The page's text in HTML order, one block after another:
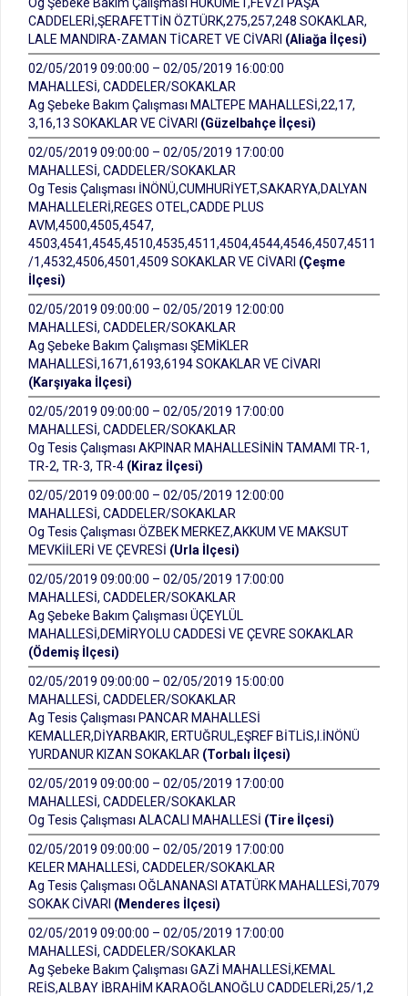
CADDELERİ,ŞERAFETTİN ÖZTÜRK,275,257,248 SOKAKLAR,
LALE MANDIRA-ZAMAN TİCARET VE CİVARI (Aliağa İlçesi)
02/05/2019 09:00:00 – 02/05/2019 16:00:00
MAHALLESİ, CADDELER/SOKAKLAR
Ag Şebeke Bakım Çalışması MALTEPE MAHALLESİ,22,17,
3,16,13 SOKAKLAR VE CİVARI (Güzelbahçe İlçesi)
02/05/2019 09:00:00 – 02/05/2019 17:00:00
MAHALLESİ, CADDELER/SOKAKLAR
Og Tesis Çalışması İNÖNÜ,CUMHURİYET,SAKARYA,DALYAN
MAHALLELERİ,REGES OTEL,CADDE PLUS
AVM,4500,4505,4547,
4503,4541,4545,4510,4535,4511,4504,4544,4546,4507,4511
/1,4532,4506,4501,4509 SOKAKLAR VE CİVARI (Çeşme
İlçesi)
02/05/2019 09:00:00 – 02/05/2019 12:00:00
MAHALLESİ, CADDELER/SOKAKLAR
Ag Şebeke Bakım Çalışması ŞEMİKLER
MAHALLESİ,1671,6193,6194 SOKAKLAR VE CİVARI
(Karşıyaka İlçesi)
02/05/2019 09:00:00 – 02/05/2019 17:00:00
MAHALLESİ, CADDELER/SOKAKLAR
Og Tesis Çalışması AKPINAR MAHALLESİNİN TAMAMI TR-1,
TR-2, TR-3, TR-4 (Kiraz İlçesi)
02/05/2019 09:00:00 – 02/05/2019 12:00:00
MAHALLESİ, CADDELER/SOKAKLAR
Og Tesis Çalışması ÖZBEK MERKEZ,AKKUM VE MAKSUT
MEVKİİLERİ VE ÇEVRESİ (Urla İlçesi)
02/05/2019 09:00:00 – 02/05/2019 17:00:00
MAHALLESİ, CADDELER/SOKAKLAR
Ag Şebeke Bakım Çalışması ÜÇEYLÜL
MAHALLESİ,DEMİRYOLU CADDESİ VE ÇEVRE SOKAKLAR
(Ödemiş İlçesi)
02/05/2019 09:00:00 – 02/05/2019 15:00:00
MAHALLESİ, CADDELER/SOKAKLAR
Ag Tesis Çalışması PANCAR MAHALLESİ
KEMALLER,DİYARBAKIR, ERTUĞRUL,EŞREF BİTLİS,I.İNÖNÜ
YURDANUR KIZAN SOKAKLAR (Torbalı İlçesi)
02/05/2019 09:00:00 – 02/05/2019 17:00:00
MAHALLESİ, CADDELER/SOKAKLAR
Og Tesis Çalışması ALACALI MAHALLESİ (Tire İlçesi)
02/05/2019 09:00:00 – 02/05/2019 17:00:00
KELER MAHALLESİ, CADDELER/SOKAKLAR
Ag Tesis Çalışması OĞLANANASI ATATÜRK MAHALLESİ,7079
SOKAK CİVARI (Menderes İlçesi)
02/05/2019 09:00:00 – 02/05/2019 17:00:00
MAHALLESİ, CADDELER/SOKAKLAR
Ag Şebeke Bakım Çalışması GAZİ MAHALLESİ,KEMAL
REİS,ALBAY İBRAHİM KARAOĞLANOĞLU CADDELERİ,25/1,2